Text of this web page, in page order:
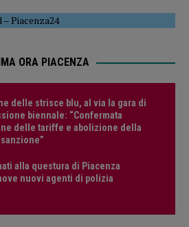
–Piacenza24
ORA PIACENZA
delle strisce blu, al via la gara di
biennale: “Confermata
delle tariffe e abolizione della
alla questura di Piacenza
nuovi agenti di polizia